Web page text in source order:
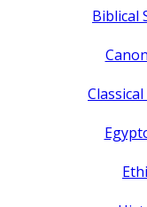
Biblical